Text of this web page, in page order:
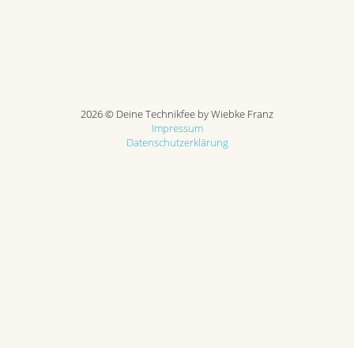
2026 © Deine Technikfee by Wiebke Franz
Impressum
Datenschutzerklärung